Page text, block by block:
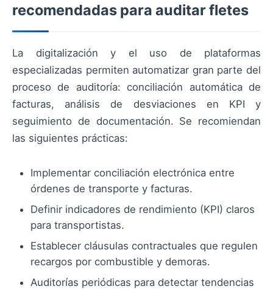
recomendadas para auditar fletes
La digitalización y el uso de plataformas
especializadas permiten automatizar gran parte del
proceso de auditoría: conciliación automática de
facturas, análisis de desviaciones en KPI y
seguimiento de documentación. Se recomiendan
las siguientes prácticas:
Implementar conciliación electrónica entre
órdenes de transporte y facturas.
Definir indicadores de rendimiento (KPI) claros
para transportistas.
Establecer cláusulas contractuales que regulen
recargos por combustible y demoras.
Auditorías periódicas para detectar tendencias